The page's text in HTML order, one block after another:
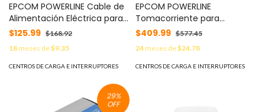
EPCOM POWERLINE Cable de
Alimentación Eléctrica para
120-240 Vca / 3 metros
MOD: ACCORD3M
$125.99 $168.92
18meses de$9.35
CENTROS DE CARGA E INTERRUPTORES
EPCOM POWERLINE
Tomacorriente para
Escritorio / Cuenta con
Bracket Ajustable a
Diferentes Grosores / 3
Contactos 110VCA / 2
$409.99 $577.45
24meses de$24.78
CENTROS DE CARGA E INTERRUPTORES
29%
OFF